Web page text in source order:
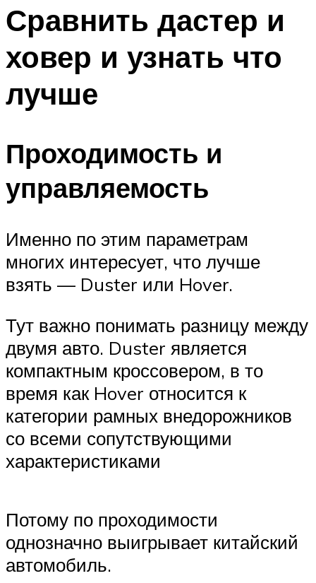
Сравнить дастер и
ховер и узнать что
лучше
Проходимость и
управляемость
Именно по этим параметрам
многих интересует, что лучше
взять — Duster или Hover.
Тут важно понимать разницу между
двумя авто. Duster является
компактным кроссовером, в то
время как Hover относится к
категории рамных внедорожников
со всеми сопутствующими
характеристиками
Потому по проходимости
однозначно выигрывает китайский
автомобиль.